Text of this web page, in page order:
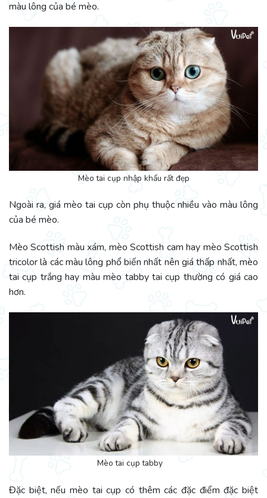
màu lông của bé mèo.
Mèo tai cụp nhập khẩu rất đẹp
Ngoài ra, giá mèo tai cụp còn phụ thuộc nhiều vào màu lông
của bé mèo.
Mèo Scottish màu xám, mèo Scottish cam hay mèo Scottish
tricolor là các màu lông phổ biến nhất nên giá thấp nhất, mèo
tai cụp trắng hay màu mèo tabby tai cụp thường có giá cao
hơn.
Mèo tai cụp tabby
Đặc biệt, nếu mèo tai cụp có thêm các đặc điểm đặc biệt